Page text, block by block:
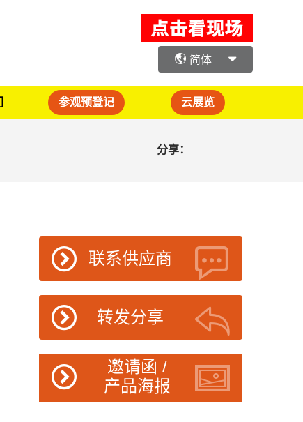
简体
参观预登记 云展览
分享：
联系供应商
转发分享
邀请函 /
产品海报